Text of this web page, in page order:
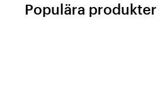
Populära produkter